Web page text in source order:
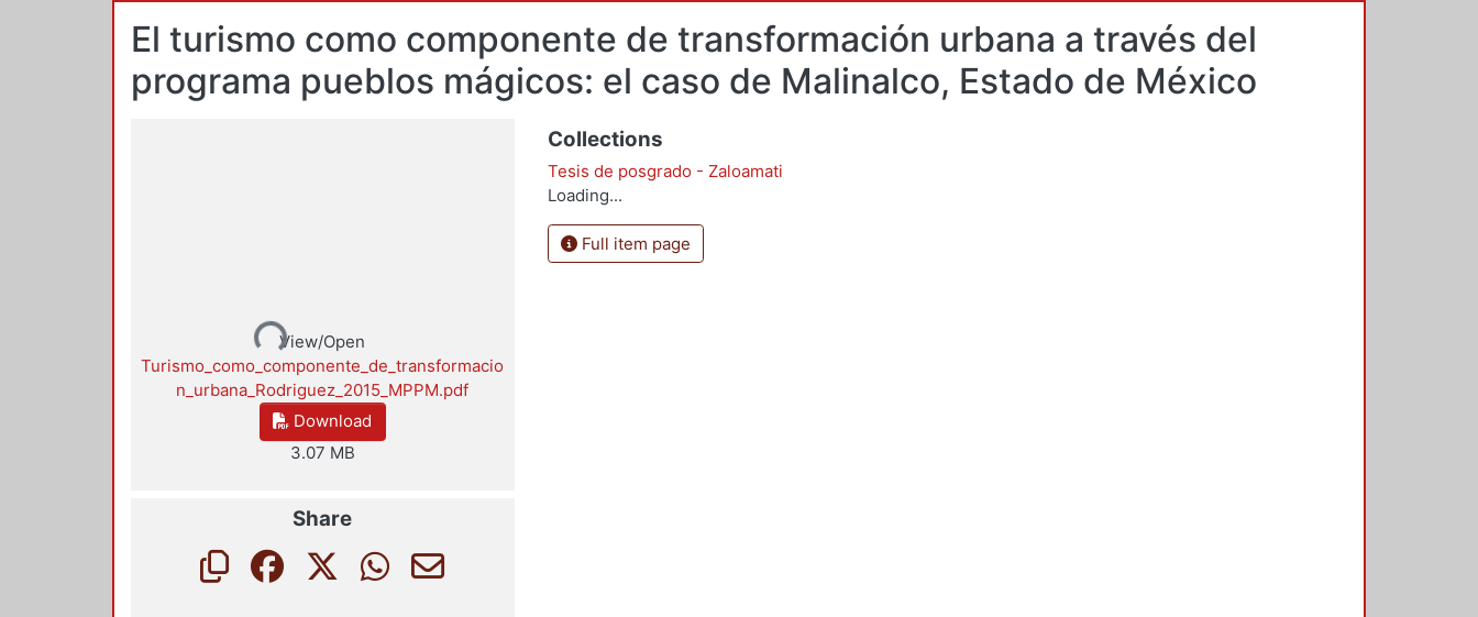
El turismo como componente de transformación urbana a través del
programa pueblos mágicos: el caso de Malinalco, Estado de México
Loading...
View/Open
Turismo_como_componente_de_transformacio
n_urbana_Rodriguez_2015_MPPM.pdf
Download
3.07 MB
Share
Collections
Tesis de posgrado - Zaloamati
Loading...
Full item page